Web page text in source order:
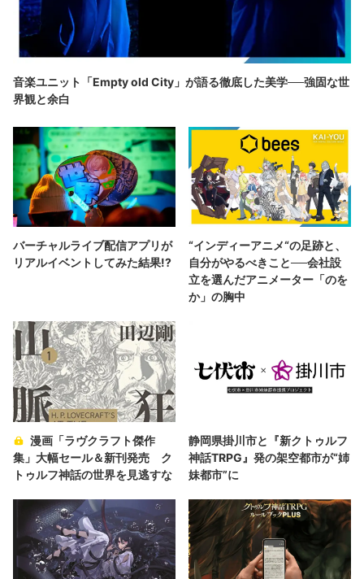
音楽ユニット「Empty old City」が語る徹底した美学──強固な世
界観と余白
バーチャルライブ配信アプリが
リアルイベントしてみた結果!?
“インディーアニメ“の足跡と、
自分がやるべきこと──会社設
立を選んだアニメーター「のを
か」の胸中
漫画「ラヴクラフト傑作
集」大幅セール＆新刊発売 ク
トゥルフ神話の世界を見逃すな
静岡県掛川市と『新クトゥルフ
神話TRPG』発の架空都市が“姉
妹都市”に